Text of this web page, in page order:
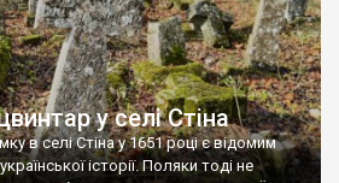
у селі Стіна
в селі Стіна у 1651 році є відомим
історії. Поляки тоді не